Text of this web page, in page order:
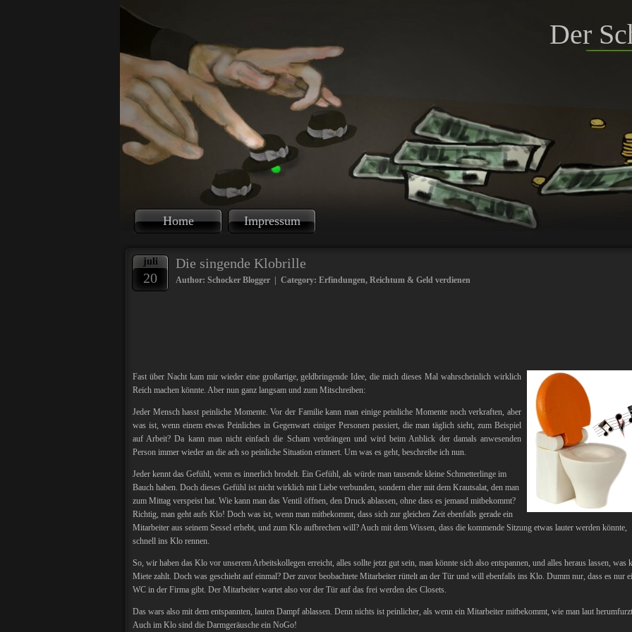
Der
Home Impressum
juli
20
Die singende Klobrille
Author: Schocker Blogger | Category: Erfindungen, Reichtum & Geld verdienen
Fast über Nacht kam mir wieder eine großartige, geldbringende Idee, die mich dieses Mal wahrscheinlich wirklich
Reich machen könnte. Aber nun ganz langsam und zum Mitschreiben:
Jeder Mensch hasst peinliche Momente. Vor der Familie kann man einige peinliche Momente noch verkraften, aber
was ist, wenn einem etwas Peinliches in Gegenwart einiger Personen passiert, die man täglich sieht, zum Beispiel
auf Arbeit? Da kann man nicht einfach die Scham verdrängen und wird beim Anblick der damals anwesenden
Person immer wieder an die ach so peinliche Situation erinnert. Um was es geht, beschreibe ich nun.
Jeder kennt das Gefühl, wenn es innerlich brodelt. Ein Gefühl, als würde man tausende kleine Schmetterlinge im
Bauch haben. Doch dieses Gefühl ist nicht wirklich mit Liebe verbunden, sondern eher mit dem Krautsalat, den man
zum Mittag verspeist hat. Wie kann man das Ventil öffnen, den Druck ablassen, ohne dass es jemand mitbekommt?
Richtig, man geht aufs Klo! Doch was ist, wenn man mitbekommt, dass sich zur gleichen Zeit ebenfalls gerade ein
Mitarbeiter aus seinem Sessel erhebt, und zum Klo aufbrechen will? Auch mit dem Wissen, dass die kommende Sitzung etwas lauter werden könnte,
schnell ins Klo rennen.
So, wir haben das Klo vor unserem Arbeitskollegen erreicht, alles sollte jetzt gut sein, man könnte sich also entspannen, und alles heraus lassen, was
Miete zahlt. Doch was geschieht auf einmal? Der zuvor beobachtete Mitarbeiter rüttelt an der Tür und will ebenfalls ins Klo. Dumm nur, dass es nur
WC in der Firma gibt. Der Mitarbeiter wartet also vor der Tür auf das frei werden des Closets.
Das wars also mit dem entspannten, lauten Dampf ablassen. Denn nichts ist peinlicher, als wenn ein Mitarbeiter mitbekommt, wie man laut
Auch im Klo sind die Darmgeräusche ein NoGo!